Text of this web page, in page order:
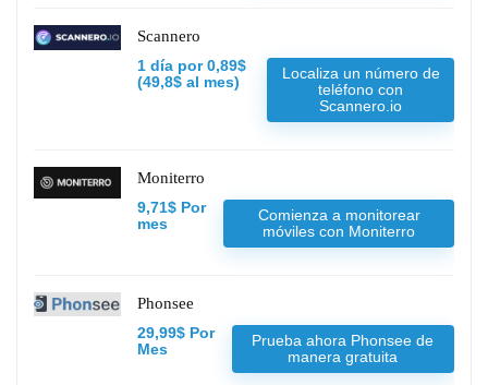
Scannero
1 día por 0,89$
(49,8$ al mes)
Localiza un número de
teléfono con
Scannero.io
Moniterro
9,71$ Por
mes
Comienza a monitorear
móviles con Moniterro
Phonsee
29,99$ Por
Mes
Prueba ahora Phonsee de
manera gratuita